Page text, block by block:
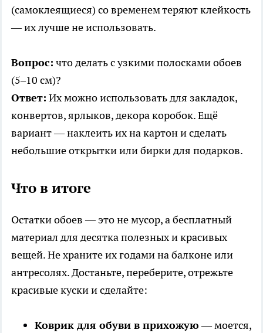
(самоклеящиеся) со временем теряют клейкость
— их лучше не использовать.
Вопрос: что делать с узкими полосками обоев
(5–10 см)?
Ответ: Их можно использовать для закладок,
конвертов, ярлыков, декора коробок. Ещё
вариант — наклеить их на картон и сделать
небольшие открытки или бирки для подарков.
Что в итоге
Остатки обоев — это не мусор, а бесплатный
материал для десятка полезных и красивых
вещей. Не храните их годами на балконе или
антресолях. Достаньте, переберите, отрежьте
красивые куски и сделайте:
Коврик для обуви в прихожую— моется,